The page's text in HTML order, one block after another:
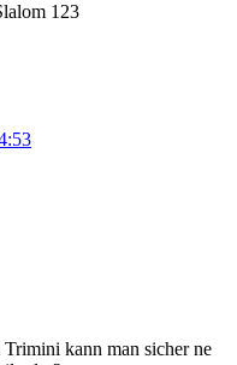
123
kann man sicher ne